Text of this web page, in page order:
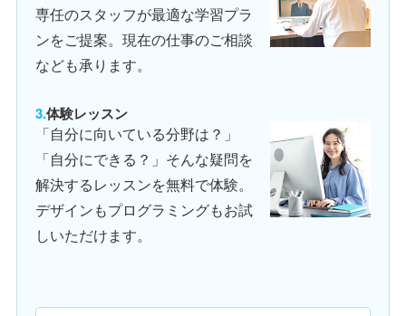
専任のスタッフが最適な学習プラ
ンをご提案。現在の仕事のご相談
なども承ります。
体験レッスン
「自分に向いている分野は？」
「自分にできる？」そんな疑問を
解決するレッスンを無料で体験。
デザインもプログラミングもお試
しいただけます。